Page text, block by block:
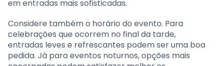
em entradas mais sofisticadas.
Considere também o horário do evento. Para
celebrações que ocorrem no final da tarde,
entradas leves e refrescantes podem ser uma boa
pedida. Já para eventos noturnos, opções mais